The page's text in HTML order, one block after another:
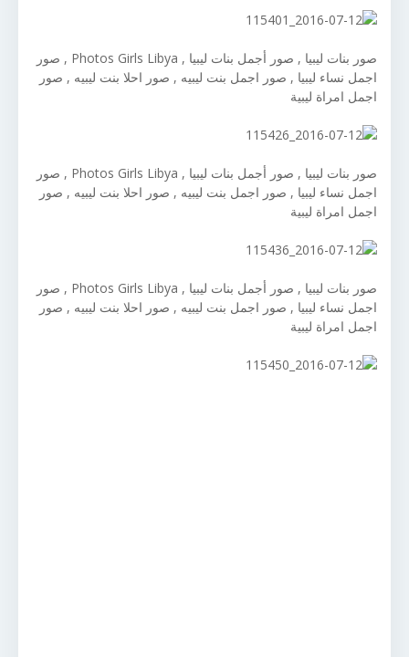
صور بنات ليبيا , صور أجمل بنات ليبيا , Photos Girls Libya , صور
اجمل نساء ليبيا , صور اجمل بنت ليبيه , صور احلا بنت ليبيه , صور
اجمل امراة ليبية
صور بنات ليبيا , صور أجمل بنات ليبيا , Photos Girls Libya , صور
اجمل نساء ليبيا , صور اجمل بنت ليبيه , صور احلا بنت ليبيه , صور
اجمل امراة ليبية
صور بنات ليبيا , صور أجمل بنات ليبيا , Photos Girls Libya , صور
اجمل نساء ليبيا , صور اجمل بنت ليبيه , صور احلا بنت ليبيه , صور
اجمل امراة ليبية